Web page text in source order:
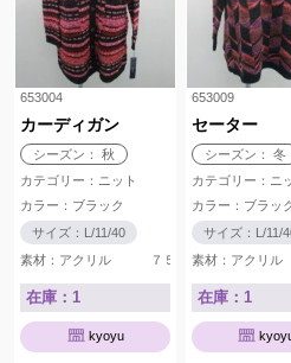
653004
カーディガン
シーズン： 秋
カテゴリー：ニット
カラー：ブラック
サイズ：L/11/40
素材：アクリル ７５％ ウール
在庫：1
kyoyu
653009
セーター
シーズン： 冬
カテゴリー：ニ
カラー：ブラッ
サイズ：L/11/
素材：アク
在庫：1